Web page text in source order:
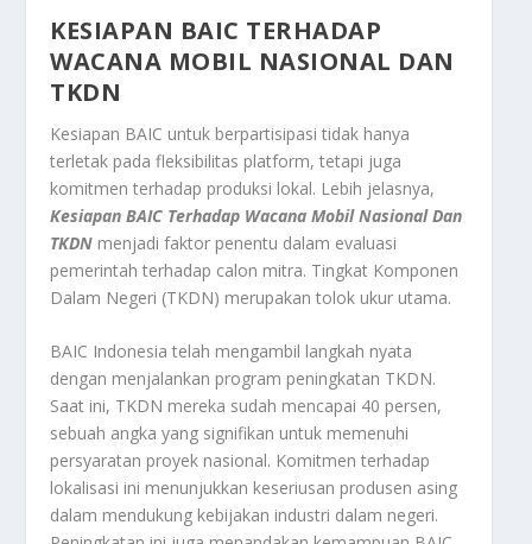
KESIAPAN BAIC TERHADAP
WACANA MOBIL NASIONAL DAN
TKDN
Kesiapan BAIC untuk berpartisipasi tidak hanya
terletak pada fleksibilitas platform, tetapi juga
komitmen terhadap produksi lokal. Lebih jelasnya,
Kesiapan BAIC Terhadap Wacana Mobil Nasional Dan
TKDN menjadi faktor penentu dalam evaluasi
pemerintah terhadap calon mitra. Tingkat Komponen
Dalam Negeri (TKDN) merupakan tolok ukur utama.
BAIC Indonesia telah mengambil langkah nyata
dengan menjalankan program peningkatan TKDN.
Saat ini, TKDN mereka sudah mencapai 40 persen,
sebuah angka yang signifikan untuk memenuhi
persyaratan proyek nasional. Komitmen terhadap
lokalisasi ini menunjukkan keseriusan produsen asing
dalam mendukung kebijakan industri dalam negeri.